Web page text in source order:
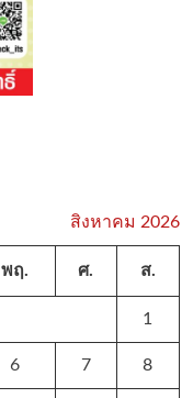
สิงหาคม 2026
พฤ. ศ. ส.
1
6 7 8